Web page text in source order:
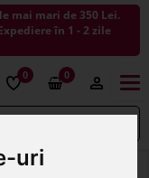
uri
mai mari de 350 Lei.
în 1 - 2 zile
0 0